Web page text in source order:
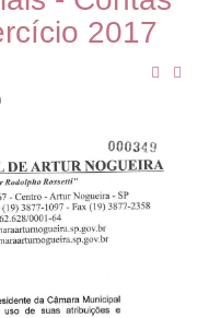
2017